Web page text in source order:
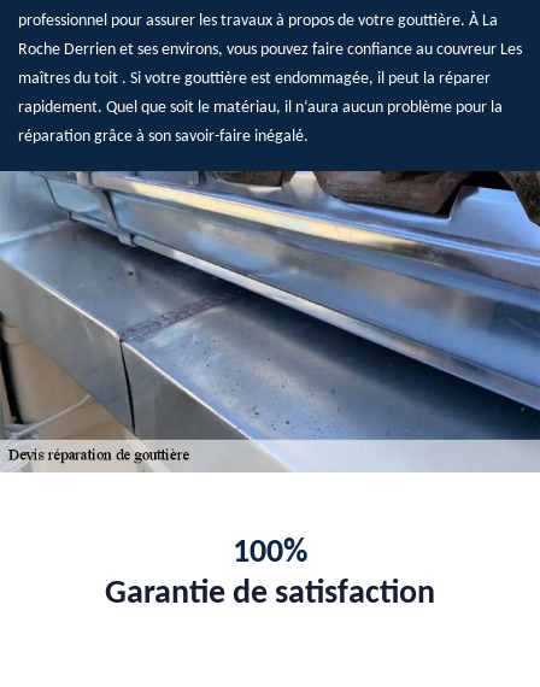
professionnel pour assurer les travaux à propos de votre gouttière. À La
Roche Derrien et ses environs, vous pouvez faire confiance au couvreur Les
maîtres du toit . Si votre gouttière est endommagée, il peut la réparer
rapidement. Quel que soit le matériau, il n’aura aucun problème pour la
réparation grâce à son savoir-faire inégalé.
100%
Garantie de satisfaction